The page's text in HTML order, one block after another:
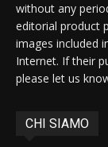
without any
editorial product
images included
Internet. If their
please let us
CHI SIAMO